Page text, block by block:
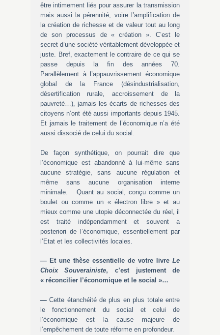
être intimement liés pour assurer la transmission
mais aussi la pérennité, voire l’amplification de
la création de richesse et de valeur tout au long
de son processus de « création ». C’est le
secret d’une société véritablement développée et
juste. Bref, exactement le contraire de ce qui se
passe depuis la fin des années 70.
Parallèlement à l’appauvrissement économique
global de la France (désindustrialisation,
désertification rurale, accroissement de la
pauvreté…), jamais les écarts de richesses des
citoyens n’ont été aussi importants depuis 1945.
Et jamais le traitement de l’économique n’a été
aussi dissocié de celui du social.
De façon synthétique, on pourrait dire que
l’économique est abandonné à lui-même sans
aucune stratégie, sans aucune régulation et
même sans aucune organisation interne
minimale. Quant au social, conçu comme un
boulet ou comme un « électron libre » et au
mieux comme une utopie déconnectée du réel, il
est traité indépendamment et souvent a
posteriori de l’économique, essentiellement par
l’Etat et les collectivités locales.
— Et une thèse essentielle de votre livreLe
Choix Souverainiste, c’est justement de
« réconcilier l’économique et le social »…
—Cette étanchéité de plus en plus totale entre
le fonctionnement du social et celui de
l’économique est la cause majeure de
l’empêchement de toute réforme en profondeur.